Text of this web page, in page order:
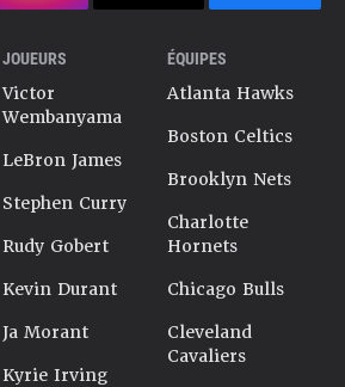
JOUEURS
Victor
Wembanyama
LeBron James
Stephen Curry
Rudy Gobert
Kevin Durant
Ja Morant
Kyrie Irving
ÉQUIPES
Atlanta Hawks
Boston Celtics
Brooklyn Nets
Charlotte
Hornets
Chicago Bulls
Cleveland
Cavaliers